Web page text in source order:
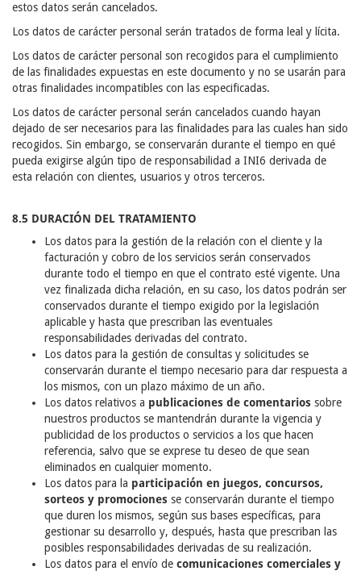
estos datos serán cancelados.
Los datos de carácter personal serán tratados de forma leal y lícita.
Los datos de carácter personal son recogidos para el cumplimiento
de las finalidades expuestas en este documento y no se usarán para
otras finalidades incompatibles con las especificadas.
Los datos de carácter personal serán cancelados cuando hayan
dejado de ser necesarios para las finalidades para las cuales han sido
recogidos. Sin embargo, se conservarán durante el tiempo en qué
pueda exigirse algún tipo de responsabilidad a INI6 derivada de
esta relación con clientes, usuarios y otros terceros.
8.5 DURACIÓN DEL TRATAMIENTO
Los datos para la gestión de la relación con el cliente y la
facturación y cobro de los servicios serán conservados
durante todo el tiempo en que el contrato esté vigente. Una
vez finalizada dicha relación, en su caso, los datos podrán ser
conservados durante el tiempo exigido por la legislación
aplicable y hasta que prescriban las eventuales
responsabilidades derivadas del contrato.
Los datos para la gestión de consultas y solicitudes se
conservarán durante el tiempo necesario para dar respuesta a
los mismos, con un plazo máximo de un año.
Los datos relativos a publicaciones de comentarios sobre
nuestros productos se mantendrán durante la vigencia y
publicidad de los productos o servicios a los que hacen
referencia, salvo que se exprese tu deseo de que sean
eliminados en cualquier momento.
Los datos para la participación en juegos, concursos,
sorteos y promociones se conservarán durante el tiempo
que duren los mismos, según sus bases específicas, para
gestionar su desarrollo y, después, hasta que prescriban las
posibles responsabilidades derivadas de su realización.
Los datos para el envío de comunicaciones comerciales y